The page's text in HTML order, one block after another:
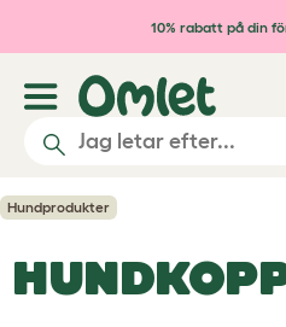
Hoppa till 10% rabatt på din
Hundprodukter